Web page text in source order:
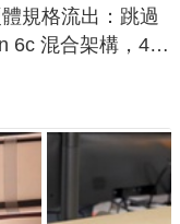
規格流出：跳過
6c 混合架構，4K